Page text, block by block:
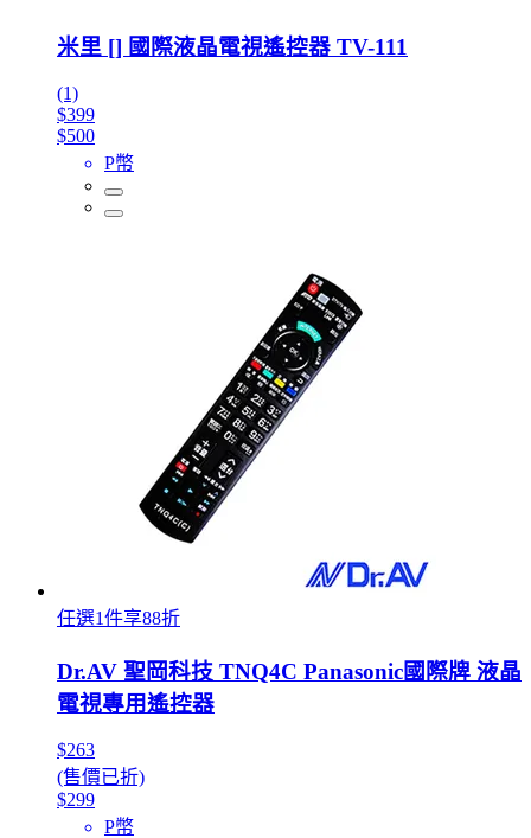
米里 [] 國際液晶電視遙控器 TV-111
(1)
$399
$500
P幣
任選1件享88折
Dr.AV 聖岡科技 TNQ4C Panasonic國際牌 液晶
電視專用遙控器
$263
(售價已折)
$299
P幣